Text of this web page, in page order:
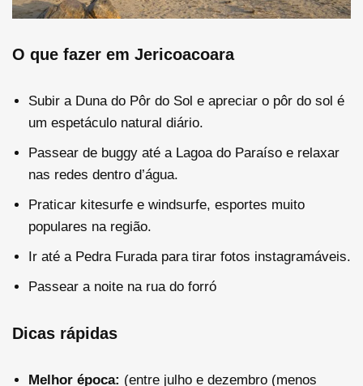
O que fazer em Jericoacoara
Subir a Duna do Pôr do Sol e apreciar o pôr do sol é
um espetáculo natural diário.
Passear de buggy até a Lagoa do Paraíso e relaxar
nas redes dentro d’água.
Praticar kitesurfe e windsurfe, esportes muito
populares na região.
Ir até a Pedra Furada para tirar fotos instagramáveis.
Passear a noite na rua do forró
Dicas rápidas
Melhor época: (entre julho e dezembro (menos